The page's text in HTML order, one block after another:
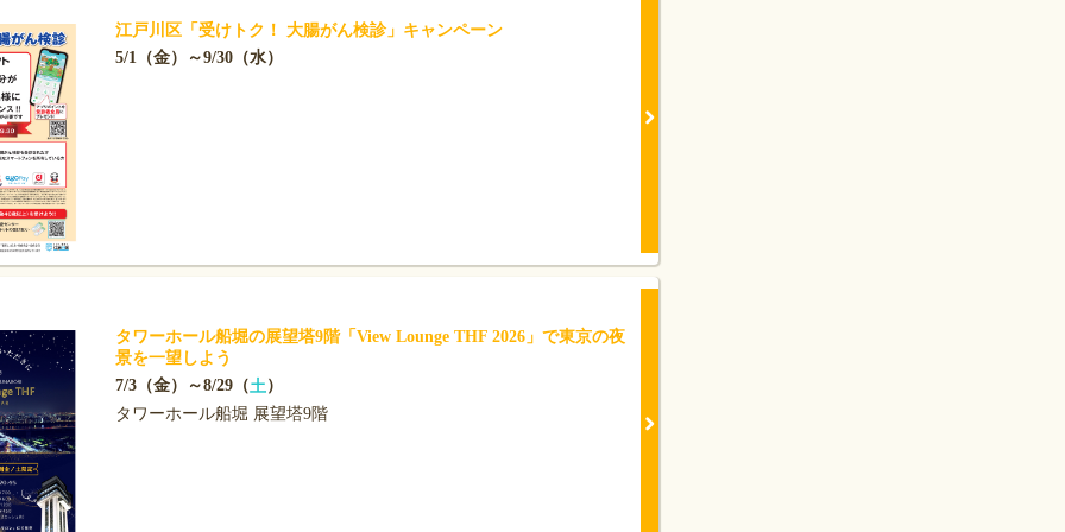
江戸川区「受けトク！ 大腸がん検診」キャンペーン
5/1（金）～9/30（水）
タワーホール船堀の展望塔9階「View Lounge THF 2026」で東京の夜
景を一望しよう
7/3（金）～8/29（土）
タワーホール船堀 展望塔9階